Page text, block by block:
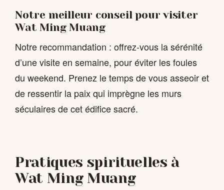
Notre meilleur conseil pour visiter
Wat Ming Muang
Notre recommandation : offrez-vous la sérénité
d’une visite en semaine, pour éviter les foules
du weekend. Prenez le temps de vous asseoir et
de ressentir la paix qui imprègne les murs
séculaires de cet édifice sacré.
Pratiques spirituelles à
Wat Ming Muang